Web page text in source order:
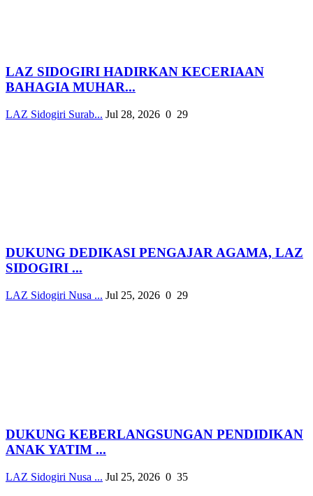
LAZ SIDOGIRI HADIRKAN KECERIAAN
BAHAGIA MUHAR...
LAZ Sidogiri Surab... Jul 28, 2026 0 29
DUKUNG DEDIKASI PENGAJAR AGAMA, LAZ
SIDOGIRI ...
LAZ Sidogiri Nusa ... Jul 25, 2026 0 29
DUKUNG KEBERLANGSUNGAN PENDIDIKAN
ANAK YATIM ...
LAZ Sidogiri Nusa ... Jul 25, 2026 0 35